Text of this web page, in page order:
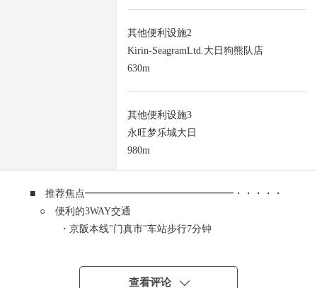
其他便利设施2
Kirin-SeagramLtd.大日狗熊队店
630m
其他便利设施3
永旺梦乐城大日
980m
■ 推荐焦点━━━━━━━━━━━━━━━・・・・・
○ 便利的3WAY交通
・京阪本线"门真市"车站步行7分钟
・大阪Metro谷町线"大日"车站步行11分钟
○ 正面临大阪中央环线查看评论